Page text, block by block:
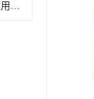
分布式故障定位监测装置用途 线路在线故障定位装置